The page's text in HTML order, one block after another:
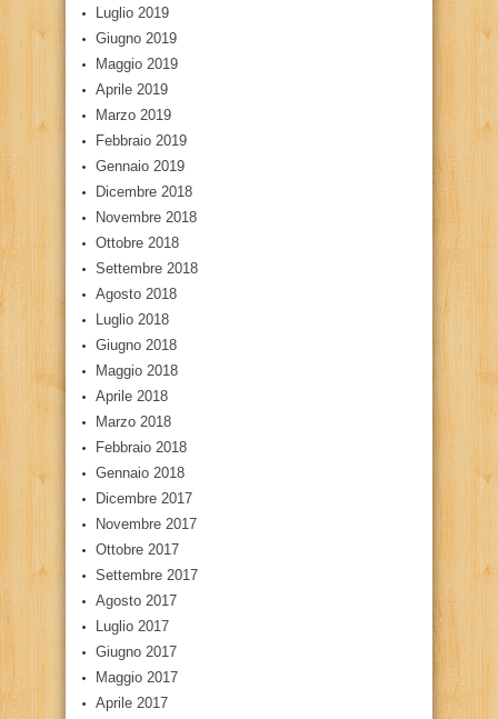
Luglio 2019
Giugno 2019
Maggio 2019
Aprile 2019
Marzo 2019
Febbraio 2019
Gennaio 2019
Dicembre 2018
Novembre 2018
Ottobre 2018
Settembre 2018
Agosto 2018
Luglio 2018
Giugno 2018
Maggio 2018
Aprile 2018
Marzo 2018
Febbraio 2018
Gennaio 2018
Dicembre 2017
Novembre 2017
Ottobre 2017
Settembre 2017
Agosto 2017
Luglio 2017
Giugno 2017
Maggio 2017
Aprile 2017